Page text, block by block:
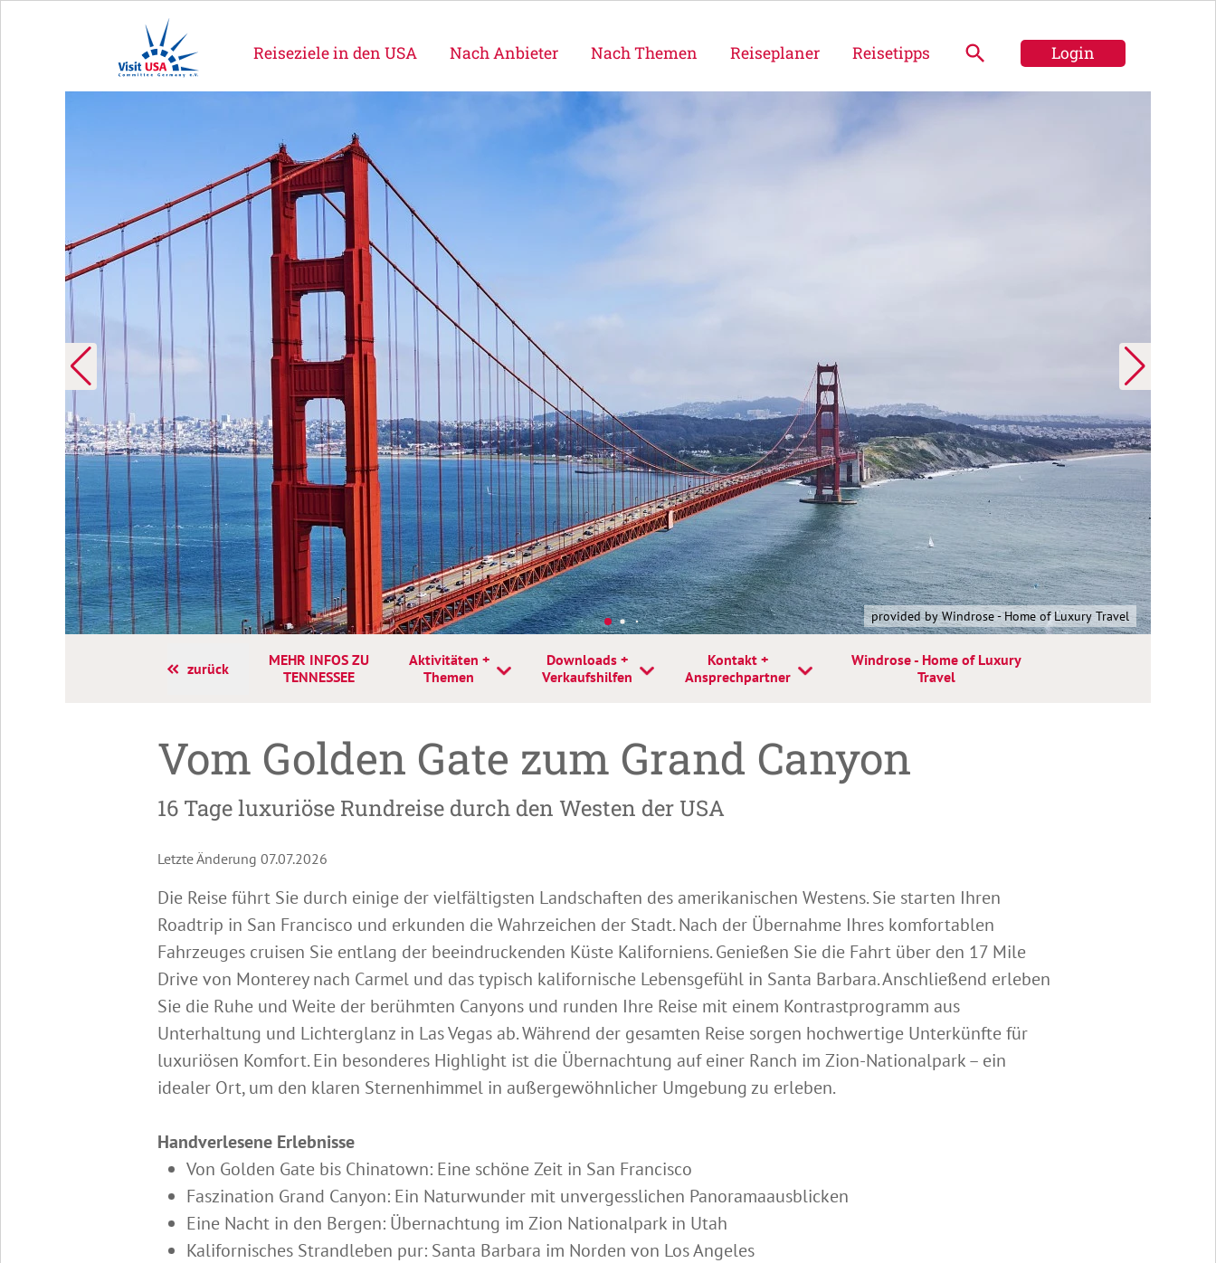
Reiseziele in den USA Nach Anbieter Nach Themen Reiseplaner Reisetipps Login
provided by Windrose - Home of Luxury Travel
zurück
MEHR INFOS ZU
TENNESSEE
Aktivitäten +
Themen
Downloads +
Verkaufshilfen
Kontakt +
Ansprechpartner
Windrose - Home of Luxury
Travel
Vom Golden Gate zum Grand Canyon
16 Tage luxuriöse Rundreise durch den Westen der USA
Letzte Änderung 07.07.2026
Die Reise führt Sie durch einige der vielfältigsten Landschaften des amerikanischen Westens. Sie starten Ihren
Roadtrip in San Francisco und erkunden die Wahrzeichen der Stadt. Nach der Übernahme Ihres komfortablen
Fahrzeuges cruisen Sie entlang der beeindruckenden Küste Kaliforniens. Genießen Sie die Fahrt über den 17 Mile
Drive von Monterey nach Carmel und das typisch kalifornische Lebensgefühl in Santa Barbara. Anschließend erleben
Sie die Ruhe und Weite der berühmten Canyons und runden Ihre Reise mit einem Kontrastprogramm aus
Unterhaltung und Lichterglanz in Las Vegas ab. Während der gesamten Reise sorgen hochwertige Unterkünfte für
luxuriösen Komfort. Ein besonderes Highlight ist die Übernachtung auf einer Ranch im Zion-Nationalpark – ein
idealer Ort, um den klaren Sternenhimmel in außergewöhnlicher Umgebung zu erleben.
Handverlesene Erlebnisse
Von Golden Gate bis Chinatown: Eine schöne Zeit in San Francisco
Faszination Grand Canyon: Ein Naturwunder mit unvergesslichen Panoramaausblicken
Eine Nacht in den Bergen: Übernachtung im Zion Nationalpark in Utah
Kalifornisches Strandleben pur: Santa Barbara im Norden von Los Angeles